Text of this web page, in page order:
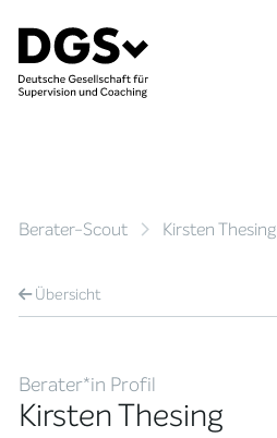
Berater-Scout Kirsten Thesing
Übersicht
Berater*in Profil
Kirsten Thesing